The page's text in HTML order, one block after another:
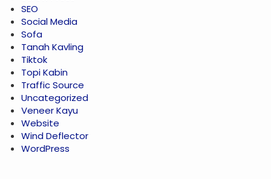
SEO
Social Media
Sofa
Tanah Kavling
Tiktok
Topi Kabin
Traffic Source
Uncategorized
Veneer Kayu
Website
Wind Deflector
WordPress